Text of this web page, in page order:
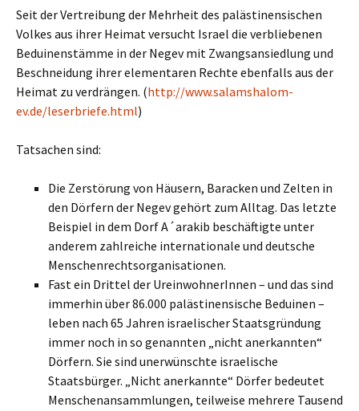
Seit der Vertreibung der Mehrheit des palästinensischen
Volkes aus ihrer Heimat versucht Israel die verbliebenen
Beduinenstämme in der Negev mit Zwangsansiedlung und
Beschneidung ihrer elementaren Rechte ebenfalls aus der
Heimat zu verdrängen. (http://www.salamshalom-
ev.de/leserbriefe.html)
Tatsachen sind:
Die Zerstörung von Häusern, Baracken und Zelten in
den Dörfern der Negev gehört zum Alltag. Das letzte
Beispiel in dem Dorf A´arakib beschäftigte unter
anderem zahlreiche internationale und deutsche
Menschenrechtsorganisationen.
Fast ein Drittel der UreinwohnerInnen – und das sind
immerhin über 86.000 palästinensische Beduinen –
leben nach 65 Jahren israelischer Staatsgründung
immer noch in so genannten „nicht anerkannten“
Dörfern. Sie sind unerwünschte israelische
Staatsbürger. „Nicht anerkannte“ Dörfer bedeutet
Menschenansammlungen, teilweise mehrere Tausend